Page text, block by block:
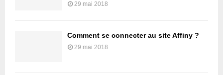
29 mai 2018
Comment se connecter au site Affiny ?
29 mai 2018